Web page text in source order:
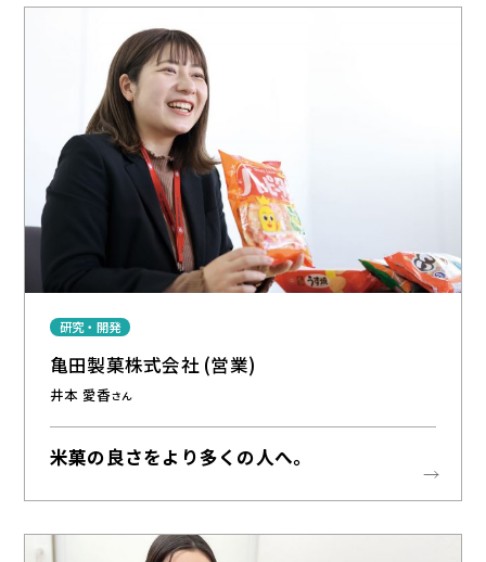
研究・開発
亀田製菓株式会社 (営業)
井本 愛香さん
米菓の良さをより多くの人へ。